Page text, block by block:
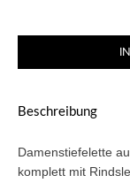
Beschreibung
Damenstiefelette
komplett mit